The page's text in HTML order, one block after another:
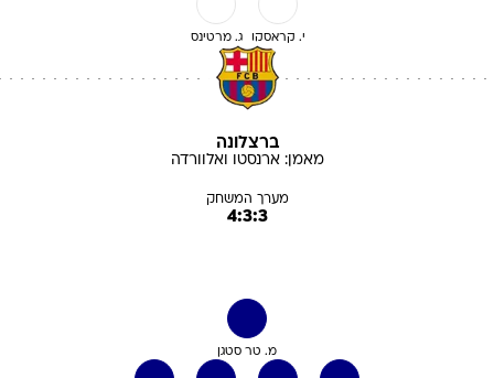
ג. מרטינס י. קראסקו
ברצלונה
מאמן:ארנסטו ואלוורדה
מערך המשחק
4:3:3
מ. טר סטגן